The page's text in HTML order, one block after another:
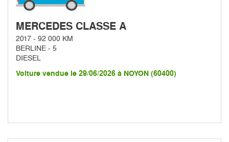
MERCEDES CLASSE A
2017 - 92 000 KM
BERLINE - 5
DIESEL
Voiture vendue le 29/06/2026 à NOYON (60400)